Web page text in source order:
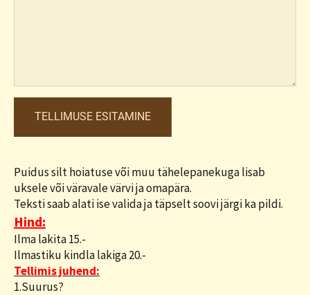
Puidus silt hoiatuse või muu tähelepanekuga lisab
uksele või väravale värvi ja omapära.
Teksti saab alati ise valida ja täpselt soovi järgi ka pildi.
Hind:
Ilma lakita 15.-
Ilmastiku kindla lakiga 20.-
Tellimis juhend:
1.Suurus?